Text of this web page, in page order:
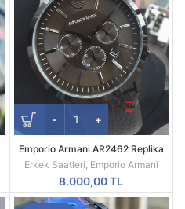
Emporio Armani AR2462 Replika
Erkek Kol Saati
Erkek Saatleri Emporio Armani
8.000,00TL